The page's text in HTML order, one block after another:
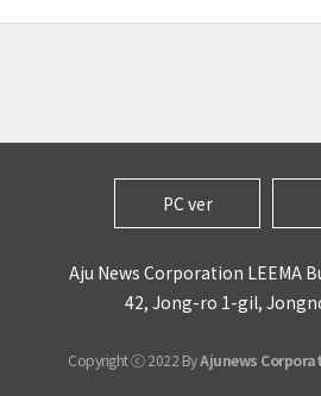
PC ver
Aju News Corporation LEEMA
42, Jong-ro 1-gil,
Copyright ⓒ 2022 ByAjunews